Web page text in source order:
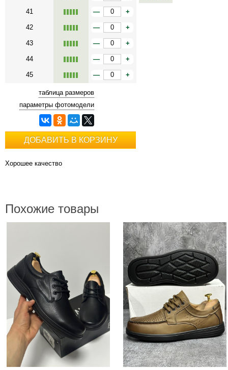
41 — +
42 — +
43 — +
44 — +
45 — +
таблица размеров
параметры фотомодели
ДОБАВИТЬ В КОРЗИНУ
Хорошее качество
Похожие товары